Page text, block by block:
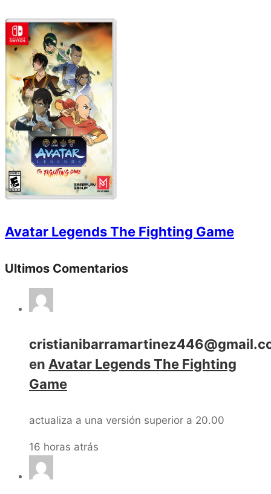
Avatar Legends The Fighting Game
Ultimos Comentarios
en Avatar Legends The Fighting
Game
actualiza a una versión superior a 20.00
16 horas atrás